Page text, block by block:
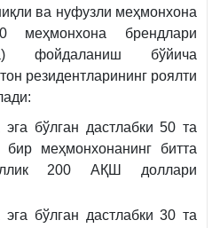
ва нуфузли меҳмонхона
меҳмонхона брендлари
фойдаланиш бўйича
резидентларининг роялти
бўлган дастлабки 50 та
меҳмонхонанинг битта
200 АҚШ доллари
бўлган дастлабки 30 та